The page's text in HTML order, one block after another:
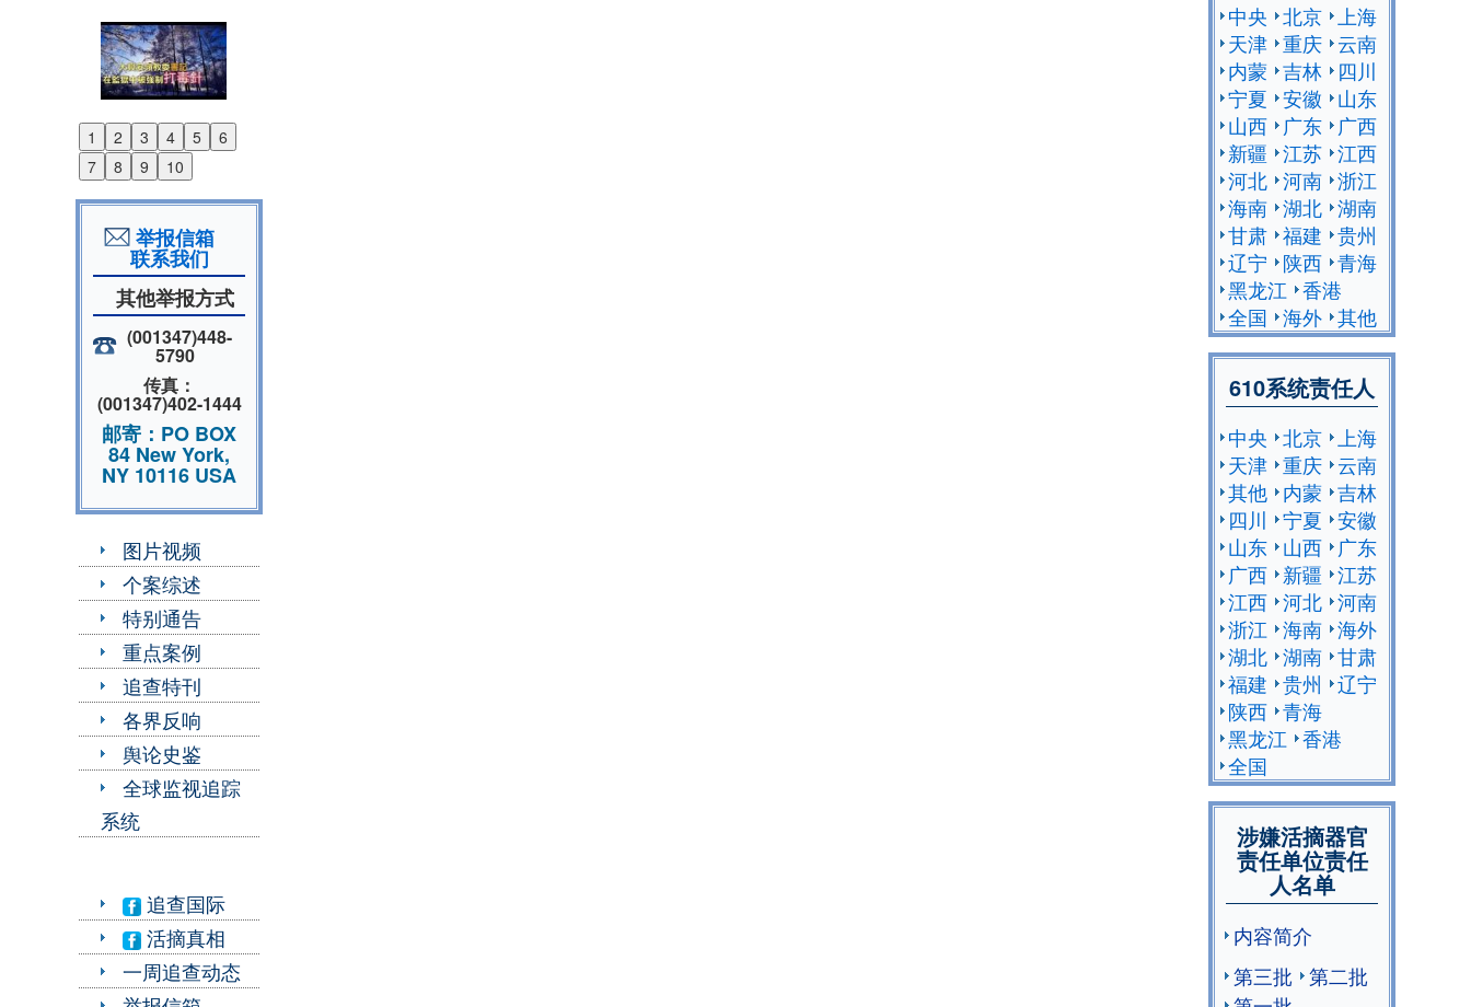
1 2 3 4 5
6
7
8 9 10
Previous
Next
举报信箱
联系我们
其他举报方式
(001347)448-
5790
传真：
(001347)402-1444
邮寄：PO BOX
84 New York,
NY 10116 USA
图片视频
个案综述
特别通告
重点案例
追查特刊
各界反响
舆论史鉴
全球监视追踪
系统
追查国际
活摘真相
一周追查动态
中央 北京
上海
天津 重庆 云南
内蒙 吉林
四川
宁夏 安徽
山东
山西
广东
广西
新疆 江苏 江西
河北 河南 浙江
海南 湖北 湖南
甘肃 福建 贵州
辽宁
陕西 青海
黑龙江 香港
全国 海外 其他
610系统责任人
中央 北京
上海
天津 重庆 云南
其他 内蒙 吉林
四川
宁夏 安徽
山东 山西
广东
广西 新疆 江苏
江西 河北 河南
浙江 海南 海外
湖北 湖南 甘肃
福建 贵州
辽宁
陕西 青海
黑龙江 香港
全国
涉嫌活摘器官
责任单位责任
人名单
内容简介
第三批
第二批